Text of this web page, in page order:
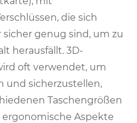
die sich
sicher genug sind, um zu
herausfällt. 3D-
oft verwendet, um
und sicherzustellen,
Taschengrößen
Aspekte